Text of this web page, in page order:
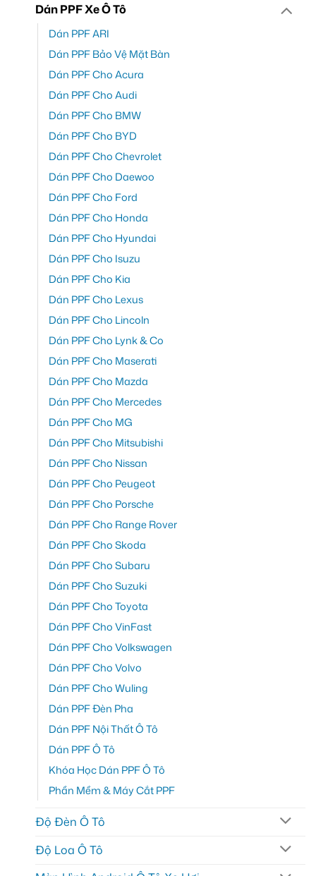
Dán PPF Xe Ô Tô
Dán PPF ARI
Dán PPF Bảo Vệ Mặt Bàn
Dán PPF Cho Acura
Dán PPF Cho Audi
Dán PPF Cho BMW
Dán PPF Cho BYD
Dán PPF Cho Chevrolet
Dán PPF Cho Daewoo
Dán PPF Cho Ford
Dán PPF Cho Honda
Dán PPF Cho Hyundai
Dán PPF Cho Isuzu
Dán PPF Cho Kia
Dán PPF Cho Lexus
Dán PPF Cho Lincoln
Dán PPF Cho Lynk & Co
Dán PPF Cho Maserati
Dán PPF Cho Mazda
Dán PPF Cho Mercedes
Dán PPF Cho MG
Dán PPF Cho Mitsubishi
Dán PPF Cho Nissan
Dán PPF Cho Peugeot
Dán PPF Cho Porsche
Dán PPF Cho Range Rover
Dán PPF Cho Skoda
Dán PPF Cho Subaru
Dán PPF Cho Suzuki
Dán PPF Cho Toyota
Dán PPF Cho VinFast
Dán PPF Cho Volkswagen
Dán PPF Cho Volvo
Dán PPF Cho Wuling
Dán PPF Đèn Pha
Dán PPF Nội Thất Ô Tô
Dán PPF Ô Tô
Khóa Học Dán PPF Ô Tô
Phần Mềm & Máy Cắt PPF
Độ Đèn Ô Tô
Độ Loa Ô Tô